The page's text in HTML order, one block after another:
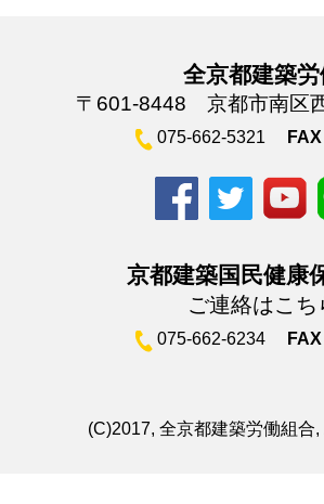
全京都建築
〒601-8448 京都市南区
075-662-5321 FAX
京都建築国民健康
ご連絡はこち
075-662-6234 FAX
(C)2017, 全京都建築労働組合